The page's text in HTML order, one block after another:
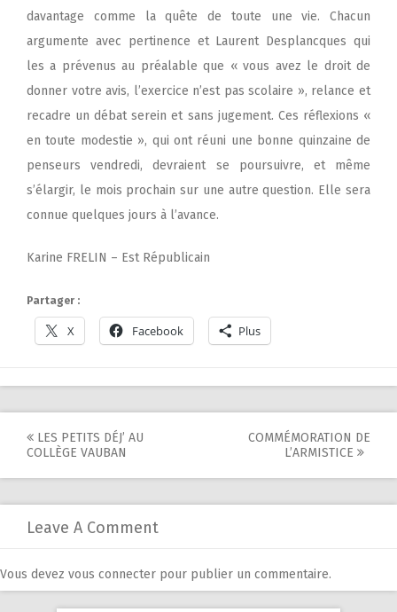
davantage comme la quête de toute une vie. Chacun
argumente avec pertinence et Laurent Desplancques qui
les a prévenus au préalable que « vous avez le droit de
donner votre avis, l’exercice n’est pas scolaire », relance et
recadre un débat serein et sans jugement. Ces réflexions «
en toute modestie », qui ont réuni une bonne quinzaine de
penseurs vendredi, devraient se poursuivre, et même
s’élargir, le mois prochain sur une autre question. Elle sera
connue quelques jours à l’avance.
Karine FRELIN – Est Républicain
Partager :
X Facebook Plus
Post
LES PETITS DÉJ’ AU
COLLÈGE VAUBAN
COMMÉMORATION DE
L’ARMISTICE
Leave A Comment
Vous devez vous connecter pour publier un commentaire.